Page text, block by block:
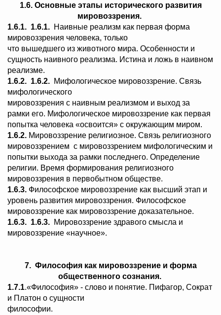
1.6. Основные этапы исторического развития
мировоззрения.
1.6.1. 1.6.1. Наивные реализм как первая форма
мировоззрения человека, только
что вышедшего из животного мира. Особенности и
сущность наивного реализма. Истина и ложь в наивном
реализме.
1.6.2. 1.6.2. Мифологическое мировоззрение. Связь
мифологического
мировоззрения с наивным реализмом и выход за
рамки его. Мифологическое мировоззрение как первая
попытка человека «освоится» с окружающим миром.
1.6.2. Мировоззрение религиозное. Связь религиозного
мировоззрением с мировоззрением мифологическим и
попытки выхода за рамки последнего. Определение
религии. Время формирования религиозного
мировоззрения в первобытном обществе.
1.6.3. Философское мировоззрение как высший этап и
уровень развития мировоззрения. Философское
мировоззрение как мировоззрение доказательное.
1.6.3. 1.6.3. Мировоззрение здравого смысла и
мировоззрение «научное».
7. Философия как мировоззрение и форма
общественного сознания.
1.7.1.«Философия» - слово и понятие. Пифагор, Сократ
и Платон о сущности
философии.